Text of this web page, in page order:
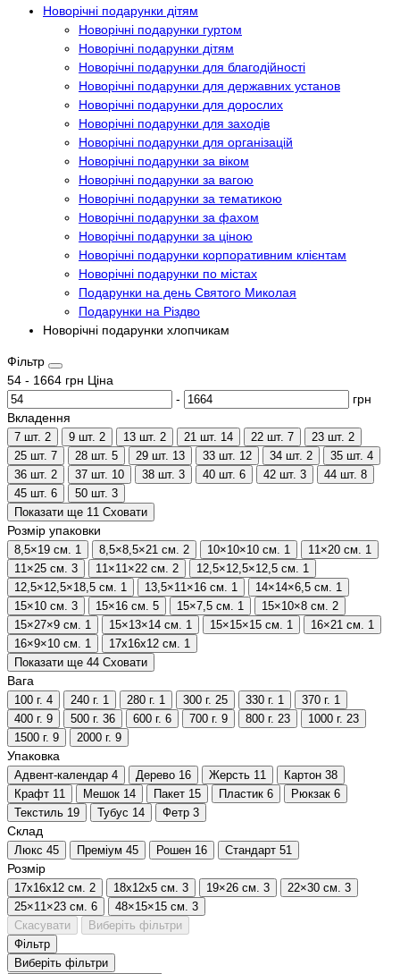
Новорічні подарунки дітям
Новорічні подарунки гуртом
Новорічні подарунки дітям
Новорічні подарунки для благодійності
Новорічні подарунки для державних установ
Новорічні подарунки для дорослих
Новорічні подарунки для заходів
Новорічні подарунки для організацій
Новорічні подарунки за віком
Новорічні подарунки за вагою
Новорічні подарунки за тематикою
Новорічні подарунки за фахом
Новорічні подарунки за ціною
Новорічні подарунки корпоративним клієнтам
Новорічні подарунки по містах
Подарунки на день Святого Миколая
Подарунки на Різдво
Новорічні подарунки хлопчикам
Фільтр
54 - 1664 грн Ціна
-
грн
Вкладення
7 шт. 2 9 шт. 2 13 шт. 2 21 шт. 14 22 шт. 7 23 шт. 2
25 шт. 7 28 шт. 5 29 шт. 13 33 шт. 12 34 шт. 2 35 шт. 4
36 шт. 2 37 шт. 10 38 шт. 3 40 шт. 6 42 шт. 3 44 шт. 8
45 шт. 6 50 шт. 3
Показати ще 11 Сховати
Розмір упаковки
8,5×19 см. 1 8,5×8,5×21 см. 2 10×10×10 см. 1 11×20 см. 1
11×25 см. 3 11×11×22 см. 2 12,5×12,5×12,5 см. 1
12,5×12,5×18,5 см. 1 13,5×11×16 см. 1 14×14×6,5 см. 1
15×10 см. 3 15×16 см. 5 15×7,5 см. 1 15×10×8 см. 2
15×27×9 см. 1 15×13×14 см. 1 15×15×15 см. 1 16×21 см. 1
16×9×10 см. 1 17х16х12 см. 1
Показати ще 44 Сховати
Вага
100 г. 4 240 г. 1 280 г. 1 300 г. 25 330 г. 1 370 г. 1
400 г. 9 500 г. 36 600 г. 6 700 г. 9 800 г. 23 1000 г. 23
1500 г. 9 2000 г. 9
Упаковка
Адвент-календар 4 Дерево 16 Жерсть 11 Картон 38
Крафт 11 Мешок 14 Пакет 15 Пластик 6 Рюкзак 6
Текстиль 19 Тубус 14 Фетр 3
Склад
Люкс 45 Преміум 45 Рошен 16 Стандарт 51
Розмір
17х16х12 см. 2 18х12х5 см. 3 19×26 см. 3 22×30 см. 3
25×11×23 см. 6 48×15×15 см. 3
Скасувати
Виберіть фільтри
Фільтр
Виберіть фільтри